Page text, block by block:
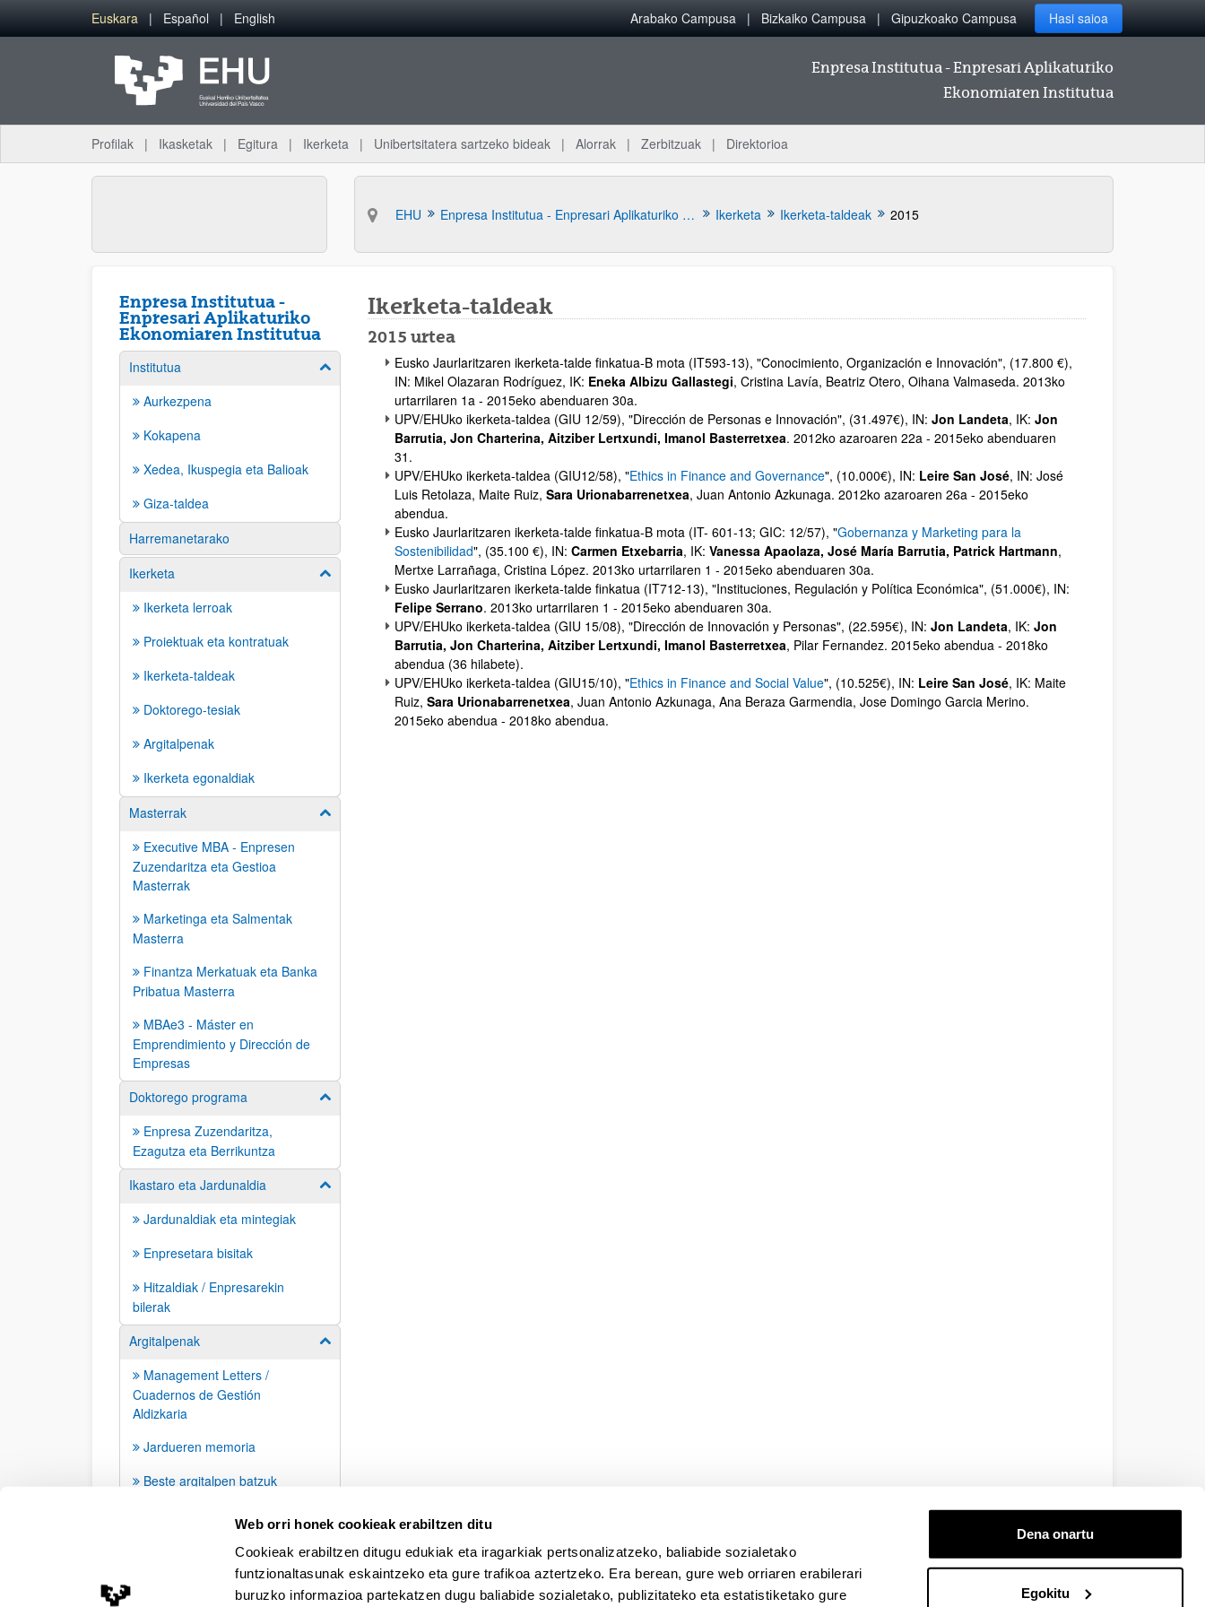
Web orri honek cookieak erabiltzen ditu
Cookieak erabiltzen ditugu edukiak eta iragarkiak pertsonalizatzeko, baliabide sozialetako
funtzionaltasunak eskaintzeko eta gure trafikoa aztertzeko. Era berean, gure web orriaren erabilerari
buruzko informazioa partekatzen dugu baliabide sozialetako, publizitateko eta estatistiketako gure
Dena onartu
Egokitu
Eduki nagusira joan
Euskara Español English Arabako Campusa Bizkaiko Campusa Gipuzkoako Campusa Hasi saioa
Enpresa Institutua - Enpresari Aplikaturiko
Ekonomiaren Institutua
Profilak Ikasketak Egitura Ikerketa Unibertsitatera sartzeko bideak Alorrak Zerbitzuak Direktorioa
EHU Enpresa Institutua - Enpresari Aplikaturiko Ekonomiaren Institutua Ikerketa Ikerketa-taldeak 2015
Enpresa Institutua -
Enpresari Aplikaturiko
Ekonomiaren Institutua
Institutua Erakutsi/izkutatu azpiorriak
Aurkezpena
Kokapena
Xedea, Ikuspegia eta Balioak
Giza-taldea
Harremanetarako
Ikerketa
Erakutsi/izkutatu azpiorriak
Ikerketa lerroak
Proiektuak eta kontratuak
Ikerketa-taldeak
Doktorego-tesiak
Argitalpenak
Ikerketa egonaldiak
Masterrak
Erakutsi/izkutatu azpiorriak
Executive MBA - Enpresen
Zuzendaritza eta Gestioa
Masterrak
Marketinga eta Salmentak
Masterra
Finantza Merkatuak eta Banka
Pribatua Masterra
MBAe3 - Máster en
Emprendimiento y Dirección de
Empresas
Doktorego programa
Erakutsi/izkutatu azpiorriak
Enpresa Zuzendaritza,
Ezagutza eta Berrikuntza
Ikastaro eta Jardunaldia
Erakutsi/izkutatu azpiorriak
Jardunaldiak eta mintegiak
Enpresetara bisitak
Hitzaldiak / Enpresarekin
bilerak
Argitalpenak
Erakutsi/izkutatu azpiorriak
Management Letters /
Cuadernos de Gestión
Aldizkaria
Jardueren memoria
Beste argitalpen batzuk
Prentsa agerraldiak
Ikerketa-taldeak
2015 urtea
Eusko Jaurlaritzaren ikerketa-talde finkatua-B mota (IT593-13), "Conocimiento, Organización e Innovación", (17.800 €),
IN: Mikel Olazaran Rodríguez, IK: Eneka Albizu Gallastegi, Cristina Lavía, Beatriz Otero, Oihana Valmaseda. 2013ko
urtarrilaren 1a - 2015eko abenduaren 30a.
UPV/EHUko ikerketa-taldea (GIU 12/59), "Dirección de Personas e Innovación", (31.497€), IN: Jon Landeta, IK: Jon
Barrutia, Jon Charterina, Aitziber Lertxundi, Imanol Basterretxea. 2012ko azaroaren 22a - 2015eko abenduaren
31.
UPV/EHUko ikerketa-taldea (GIU12/58), "Ethics in Finance and Governance", (10.000€), IN: Leire San José, IN: José
Luis Retolaza, Maite Ruiz, Sara Urionabarrenetxea, Juan Antonio Azkunaga. 2012ko azaroaren 26a - 2015eko
abendua.
Eusko Jaurlaritzaren ikerketa-talde finkatua-B mota (IT- 601-13; GIC: 12/57), "Gobernanza y Marketing para la
Sostenibilidad", (35.100 €), IN: Carmen Etxebarria, IK: Vanessa Apaolaza, José María Barrutia, Patrick Hartmann,
Mertxe Larrañaga, Cristina López. 2013ko urtarrilaren 1 - 2015eko abenduaren 30a.
Eusko Jaurlaritzaren ikerketa-talde finkatua (IT712-13), "Instituciones, Regulación y Política Económica", (51.000€), IN:
Felipe Serrano. 2013ko urtarrilaren 1 - 2015eko abenduaren 30a.
UPV/EHUko ikerketa-taldea (GIU 15/08), "Dirección de Innovación y Personas", (22.595€), IN: Jon Landeta, IK: Jon
Barrutia, Jon Charterina, Aitziber Lertxundi, Imanol Basterretxea, Pilar Fernandez. 2015eko abendua - 2018ko
abendua (36 hilabete).
UPV/EHUko ikerketa-taldea (GIU15/10), "Ethics in Finance and Social Value", (10.525€), IN: Leire San José, IK: Maite
Ruiz, Sara Urionabarrenetxea, Juan Antonio Azkunaga, Ana Beraza Garmendia, Jose Domingo Garcia Merino.
2015eko abendua - 2018ko abendua.